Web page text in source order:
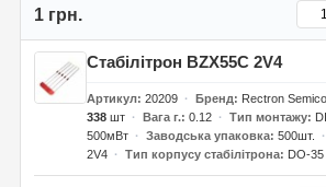
1 грн.
Стабілітрон BZX55C 2V4
Артикул 20209 Бренд Rectron
338шт Вага г. 0.12 Тип монтажу
500мВт
Заводська упаковка 500шт.
2V4
Тип корпусу стабілітрона DO-35